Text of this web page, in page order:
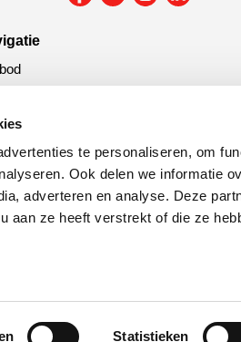
te personaliseren, om
Ook delen we informatie
adverteren en analyse. Deze
aan ze heeft verstrekt of die ze
Statistieken